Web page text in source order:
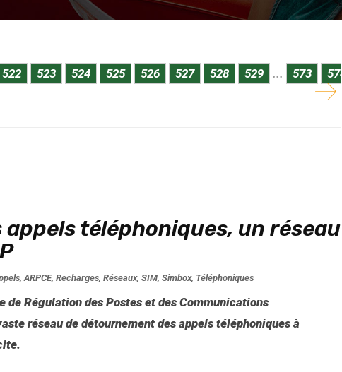
522 523 524 525 526 527 528 529 ... 573 574
Le Directeur Général s’en félicite.
téléphoniques, un réseau
,ARPCE, Recharges, Réseaux, SIM, Simbox, Téléphoniques
de Régulation des Postes et des Communications
réseau de détournement des appels téléphoniques à